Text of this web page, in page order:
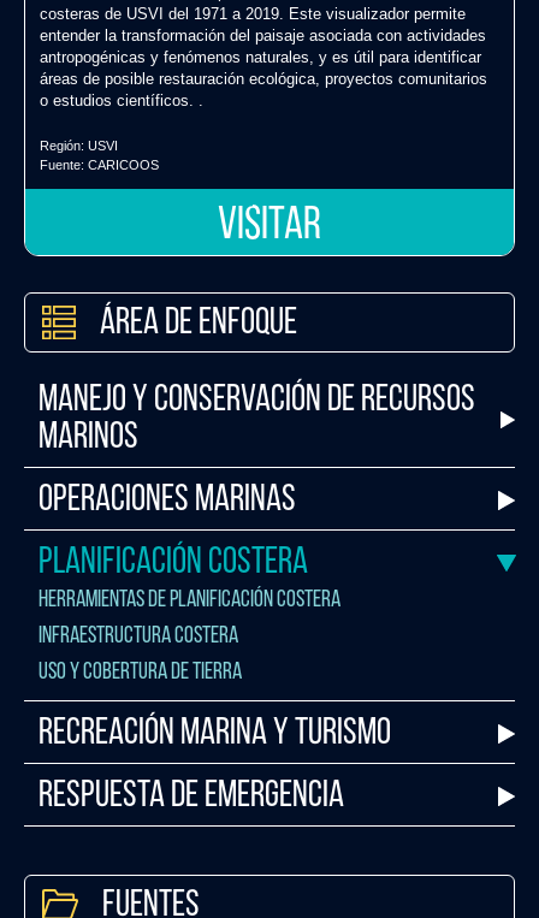
costeras de USVI del 1971 a 2019. Este visualizador permite
entender la transformación del paisaje asociada con actividades
antropogénicas y fenómenos naturales, y es útil para identificar
áreas de posible restauración ecológica, proyectos comunitarios
o estudios científicos. .
Región: USVI
Fuente: CARICOOS
VISITAR
Área de Enfoque
Manejo y Conservación de Recursos
Marinos
Operaciones Marinas
Planificación Costera
Herramientas de Planificación Costera
Infraestructura Costera
Uso y Cobertura de Tierra
Recreación Marina y Turismo
Respuesta de Emergencia
Fuentes